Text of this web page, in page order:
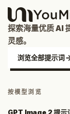
探索海量优质 AI
灵感。
浏览全部提示词
按模型浏览
GPT Image 2 提示